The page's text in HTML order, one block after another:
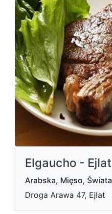
Elgaucho - Ejlat
Arabska, Mięso, Świata
Droga Arawa 47, Ejlat